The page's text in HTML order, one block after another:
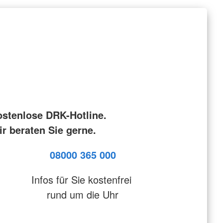
DRK-Hotline.
beraten Sie gerne.
08000 365 000
Infos für Sie kostenfrei
rund um die Uhr